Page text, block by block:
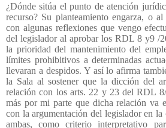
¿Dónde sitúa el punto de atención
recurso? Su planteamiento engarza, o
con algunas reflexiones que vengo
del legislador al aprobar los RDL 8 y9 /
la prioridad del mantenimiento del
límites prohibitivos a determinadas
llevaran a despidos. Y así lo afirma
la Sala al sostener que la dicción del
relación con los arts. 22 y 23 del RDL
más por mi parte que dicha relación va
con la argumentación del legislador en
ambas, como criterio interpretativo